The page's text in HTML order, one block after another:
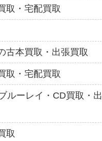
取・宅配買取
古本買取・出張買取
取・宅配買取
ルーレイ・CD買取・出
取